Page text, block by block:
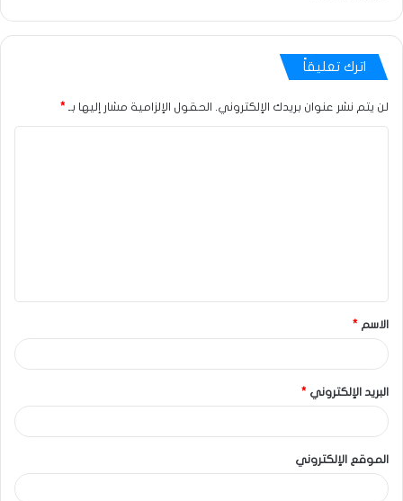
اترك تعليقاً
لن يتم نشر عنوان بريدك الإلكتروني. الحقول الإلزامية مشار إليها بـ *
الاسم *
البريد الإلكتروني *
الموقع الإلكتروني